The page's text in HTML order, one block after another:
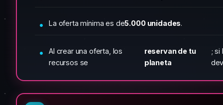
La oferta mínima es de5.000 unidades.
Al crear una oferta, los
recursos se
reservan de tu
planeta
; si